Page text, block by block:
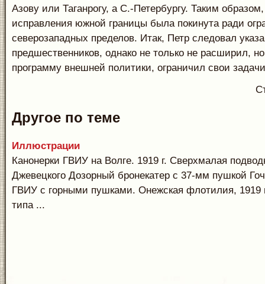
Азову или Таганрогу, а С.-Петербургу. Таким
исправления южной границы была покинута ради
северозападных пределов. Итак, Петр следовал
предшественников, однако не только не расширил,
программу внешней политики, ограничил свои
Другое по теме
Иллюстрации
Канонерки ГВИУ на Волге. 1919 г. Сверхмалая
Джевецкого Дозорный бронекатер с 37-мм пушкой
ГВИУ с горными пушками. Онежская флотилия, 1919
типа ...